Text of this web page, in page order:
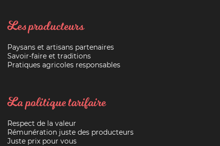
Les producteurs
Paysans et artisans partenaires
Savoir-faire et traditions
Pratiques agricoles responsables
La politique tarifaire
Respect de la valeur
Rémunération juste des producteurs
Juste prix pour vous